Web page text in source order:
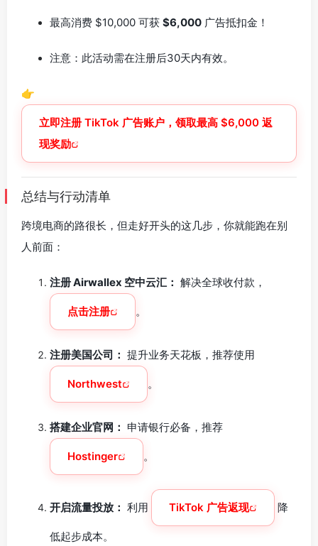
最高消费 $10,000 可获 $6,000 广告抵扣金！
注意：此活动需在注册后30天内有效。
👉
立即注册 TikTok 广告账户，领取最高 $6,000 返
现奖励
总结与行动清单
跨境电商的路很长，但走好开头的这几步，你就能跑在别
人前面：
注册 Airwallex 空中云汇： 解决全球收付款，
点击注册 。
注册美国公司： 提升业务天花板，推荐使用
Northwest 。
搭建企业官网： 申请银行必备，推荐
Hostinger 。
开启流量投放： 利用 TikTok 广告返现 降
低起步成本。